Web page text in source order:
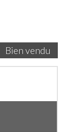
Bien vendu